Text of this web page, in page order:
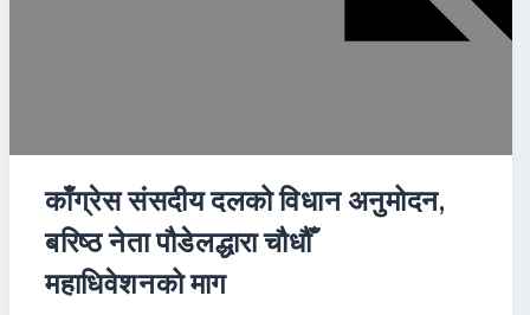
काँग्रेस संसदीय दलको विधान अनुमोदन,
बरिष्ठ नेता पौडेलद्धारा चौधौँ
महाधिवेशनको माग